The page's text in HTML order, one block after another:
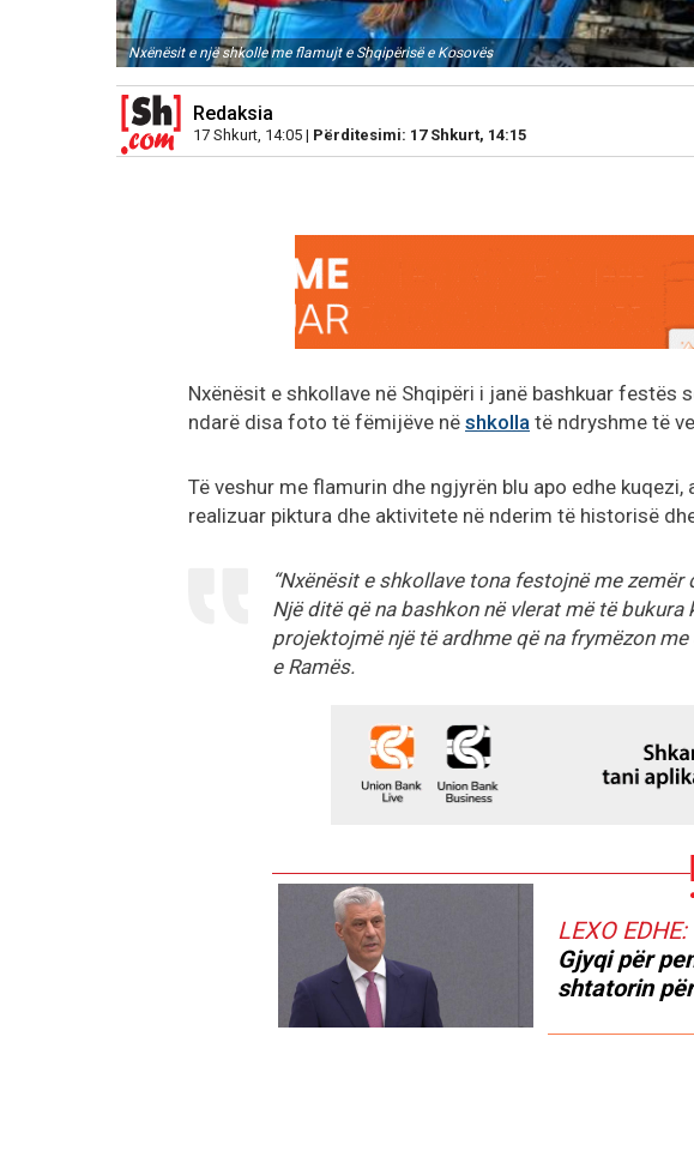
Nxënësit e një shkolle me flamujt e Shqipërisë e Kosovës
Redaksia
17 Shkurt, 14:05 | Përditesimi: 17 Shkurt, 14:15
Nxënësit e shkollave në Shqipëri i janë bashkuar festës
ndarë disa foto të fëmijëve në shkolla të ndryshme të
Të veshur me flamurin dhe ngjyrën blu apo edhe
realizuar piktura dhe aktivitete në nderim të historisë
“Nxënësit e shkollave tona festojnë me
Një ditë që na bashkon në vlerat më të
projektojmë një të ardhme që na frymëzon
e Ramës.
LEXO EDHE:
Gjyqi për
shtatorin